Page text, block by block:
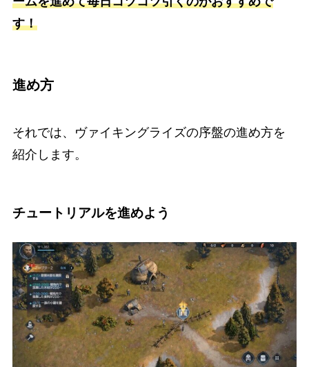
す！
進め方
それでは、ヴァイキングライズの序盤の進め方を
紹介します。
チュートリアルを進めよう